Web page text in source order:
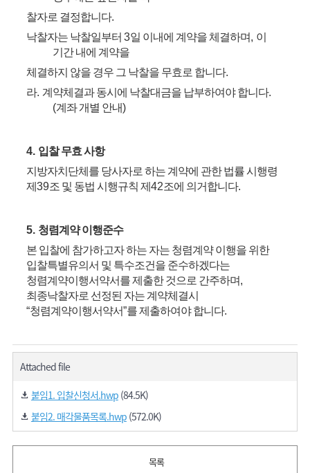
찰자로 결정합니다.
낙찰자는 낙찰일부터 3일 이내에 계약을 체결하며, 이
기간 내에 계약을
체결하지 않을 경우 그 낙찰을 무효로 합니다.
라. 계약체결과 동시에 낙찰대금을 납부하여야 합니다.
(계좌 개별 안내)
4. 입찰 무효 사항
지방자치단체를 당사자로 하는 계약에 관한 법률 시행령
제 39조 및 동법 시행규칙 제 42조에 의거합니다.
5. 청렴계약 이행준수
본 입찰에 참가하고자 하는 자는 청렴계약 이행을 위한
입찰특별유의서 및 특수조건을 준수하겠다는
청렴계약이행서약서를 제출한 것으로 간주하며,
최종낙찰자로 선정된 자는 계약체결시
“청렴계약이행서약서”를 제출하여야 합니다.
Attached file
붙임1. 입찰신청서.hwp(84.5K)
붙임2. 매각물품목록.hwp(572.0K)
목록